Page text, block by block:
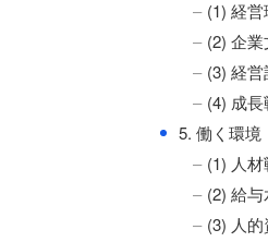
(1) 経営
(2) 企
(3) 経
(4) 成
● 5. 働く環境
(1) 人
(2) 給
(3) 人